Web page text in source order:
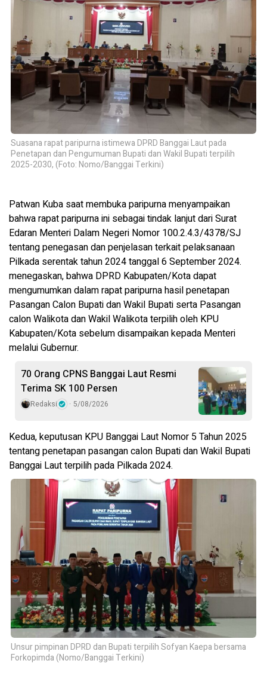
Suasana rapat paripurna istimewa DPRD Banggai Laut pada
Penetapan dan Pengumuman Bupati dan Wakil Bupati terpilih
2025-2030, (Foto: Nomo/Banggai Terkini)
Patwan Kuba saat membuka paripurna menyampaikan
bahwa rapat paripurna ini sebagai tindak lanjut dari Surat
Edaran Menteri Dalam Negeri Nomor 100.2.4.3/4378/SJ
tentang penegasan dan penjelasan terkait pelaksanaan
Pilkada serentak tahun 2024 tanggal 6 September 2024.
menegaskan, bahwa DPRD Kabupaten/Kota dapat
mengumumkan dalam rapat paripurna hasil penetapan
Pasangan Calon Bupati dan Wakil Bupati serta Pasangan
calon Walikota dan Wakil Walikota terpilih oleh KPU
Kabupaten/Kota sebelum disampaikan kepada Menteri
melalui Gubernur.
70 Orang CPNS Banggai Laut Resmi
Terima SK 100 Persen
Redaksi 5/08/2026
Kedua, keputusan KPU Banggai Laut Nomor 5 Tahun 2025
tentang penetapan pasangan calon Bupati dan Wakil Bupati
Banggai Laut terpilih pada Pilkada 2024.
Unsur pimpinan DPRD dan Bupati terpilih Sofyan Kaepa bersama
Forkopimda (Nomo/Banggai Terkini)